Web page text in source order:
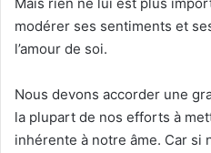
modérer ses sentiments et
l’amour de soi.
Nous devons accorder une
la plupart de nos efforts à
inhérente à notre âme. Car si